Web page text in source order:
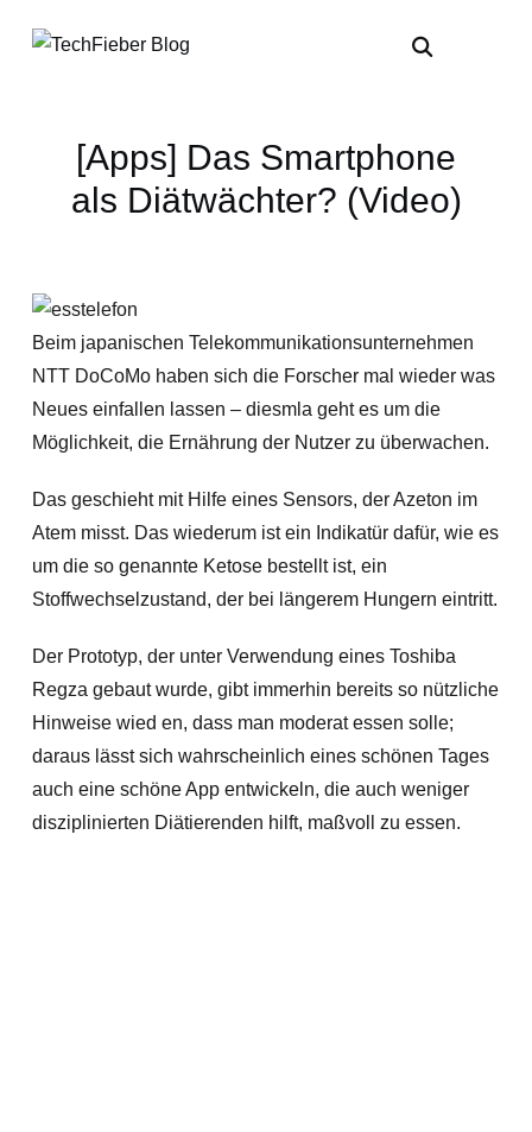
[Apps] Das Smartphone
als Diätwächter? (Video)
Beim japanischen Telekommunikationsunternehmen
NTT DoCoMo haben sich die Forscher mal wieder was
Neues einfallen lassen – diesmla geht es um die
Möglichkeit, die Ernährung der Nutzer zu überwachen.
Das geschieht mit Hilfe eines Sensors, der Azeton im
Atem misst. Das wiederum ist ein Indikatür dafür, wie es
um die so genannte Ketose bestellt ist, ein
Stoffwechselzustand, der bei längerem Hungern eintritt.
Der Prototyp, der unter Verwendung eines Toshiba
Regza gebaut wurde, gibt immerhin bereits so nützliche
Hinweise wied en, dass man moderat essen solle;
daraus lässt sich wahrscheinlich eines schönen Tages
auch eine schöne App entwickeln, die auch weniger
disziplinierten Diätierenden hilft, maßvoll zu essen.